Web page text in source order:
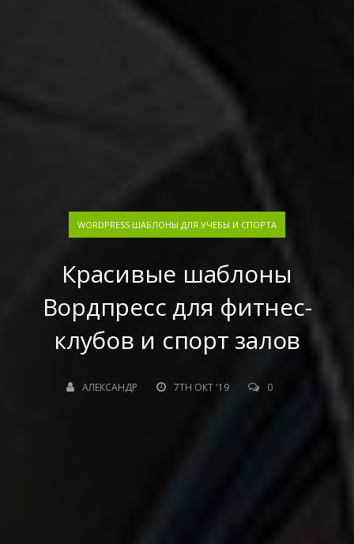
WORDPRESS ШАБЛОНЫ ДЛЯ УЧЕБЫ И СПОРТА
Красивые шаблоны
Вордпресс для фитнес-
клубов и спорт залов
АЛЕКСАНДР 7TH ОКТ '19 0